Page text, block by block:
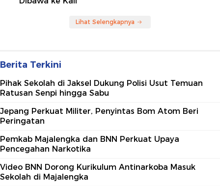
Lihat Selengkapnya
Berita Terkini
Pihak Sekolah di Jaksel Dukung Polisi Usut Temuan
Ratusan Senpi hingga Sabu
Jepang Perkuat Militer, Penyintas Bom Atom Beri
Peringatan
Pemkab Majalengka dan BNN Perkuat Upaya
Pencegahan Narkotika
Video BNN Dorong Kurikulum Antinarkoba Masuk
Sekolah di Majalengka